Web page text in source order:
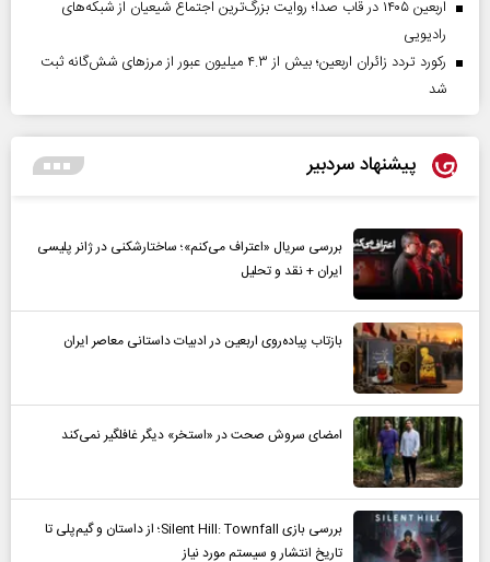
اربعین ۱۴۰۵ در قاب صدا؛ روایت بزرگ‌ترین اجتماع شیعیان از شبکه‌های
رادیویی
رکورد تردد زائران اربعین؛ بیش از ۴.۳ میلیون عبور از مرزهای شش‌گانه ثبت
شد
پیشنهاد سردبیر
بررسی سریال «اعتراف می‌کنم»؛ ساختارشکنی در ژانر پلیسی
ایران + نقد و تحلیل
بازتاب پیاده‌روی اربعین در ادبیات داستانی معاصر ایران
امضای سروش صحت در «استخر» دیگر غافلگیر نمی‌کند
بررسی بازی Silent Hill: Townfall؛ از داستان و گیم‌پلی تا
تاریخ انتشار و سیستم مورد نیاز